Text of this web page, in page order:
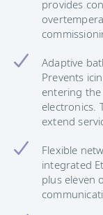
provides
Adaptive
Prevents
entering
electronics.
extend
Flexible
integrated
plus eleven